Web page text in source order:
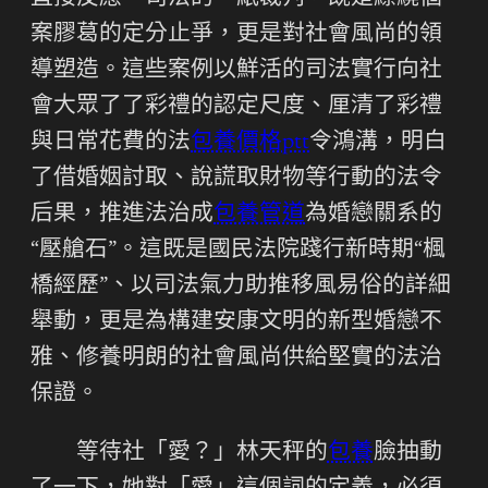
案膠葛的定分止爭，更是對社會風尚的領
導塑造。這些案例以鮮活的司法實行向社
會大眾了了彩禮的認定尺度、厘清了彩禮
與日常花費的法包養價格ptt令鴻溝，明白
了借婚姻討取、說謊取財物等行動的法令
后果，推進法治成包養管道為婚戀關系的
“壓艙石”。這既是國民法院踐行新時期“楓
橋經歷”、以司法氣力助推移風易俗的詳細
舉動，更是為構建安康文明的新型婚戀不
雅、修養明朗的社會風尚供給堅實的法治
保證。
等待社「愛？」林天秤的包養臉抽動